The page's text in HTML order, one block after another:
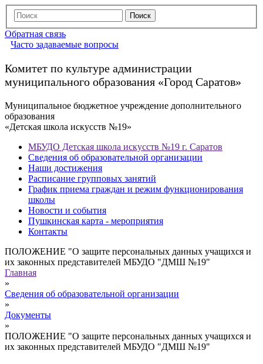
Обратная связь
Часто задаваемые вопросы
Комитет по культуре администрации
муниципального образования «Город Саратов»
Муниципальное бюджетное учреждение дополнительного
образования
«Детская школа искусств №19»
МБУДО Детская школа искусств №19 г. Саратов
Сведения об образовательной организации
Наши достижения
Расписание групповых занятий
График приема граждан и режим функционирования
школы
Новости и события
Пушкинская карта - мероприятия
Контакты
ПОЛОЖЕНИЕ "О защите персональных данных учащихся и
их законных представителей МБУДО "ДМШ №19"
Главная
»
Сведения об образовательной организации
»
Документы
»
ПОЛОЖЕНИЕ "О защите персональных данных учащихся и
их законных представителей МБУДО "ДМШ №19"